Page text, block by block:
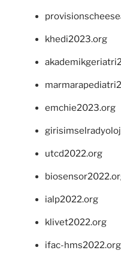
khedi2023.org
emchie2023.org
utcd2022.org
ialp2022.org
klivet2022.org
ifac-hms2022.org